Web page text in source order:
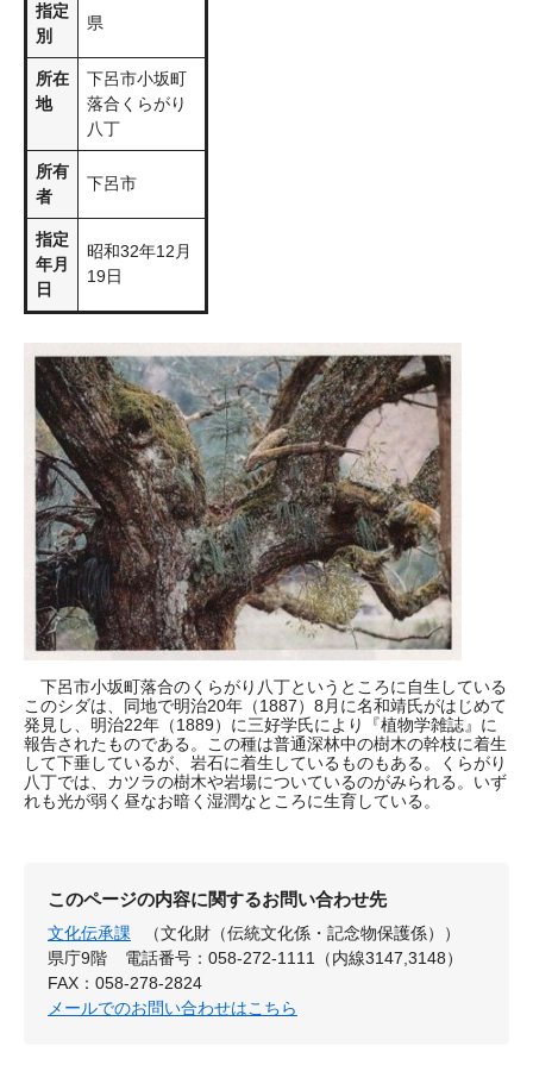
指定
別
県
所在
地
下呂市小坂町
落合くらがり
八丁
所有
者
下呂市
指定
年月
日
昭和32年12月
19日
下呂市小坂町落合のくらがり八丁というところに自生している
このシダは、同地で明治20年（1887）8月に名和靖氏がはじめて
発見し、明治22年（1889）に三好学氏により『植物学雑誌』に
報告されたものである。この種は普通深林中の樹木の幹枝に着生
して下垂しているが、岩石に着生しているものもある。くらがり
八丁では、カツラの樹木や岩場についているのがみられる。いず
れも光が弱く昼なお暗く湿潤なところに生育している。
このページの内容に関するお問い合わせ先
文化伝承課
（文化財（伝統文化係・記念物保護係））
県庁9階
電話番号：058-272-1111（内線3147,3148）
FAX：058-278-2824
メールでのお問い合わせはこちら